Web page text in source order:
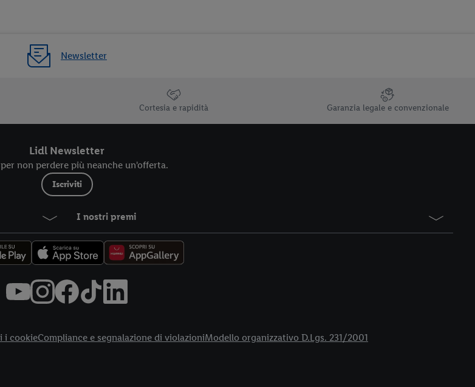
Newsletter
Cortesia e rapidità Garanzia legale e convenzionale
Lidl Newsletter
non perdere più neanche un'offerta.
Iscriviti
I nostri premi
i cookieCompliance e segnalazione di violazioniModello organizzativo D.Lgs. 231/2001